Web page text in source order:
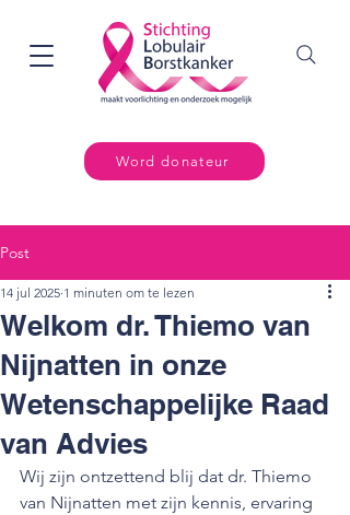
Word donateur
Post
Welkom dr. Thiemo van
Nijnatten in onze
Wetenschappelijke Raad
van Advies
14 jul 2025 1 minuten om te lezen
Wij zijn ontzettend blij dat dr. Thiemo
van Nijnatten met zijn kennis, ervaring